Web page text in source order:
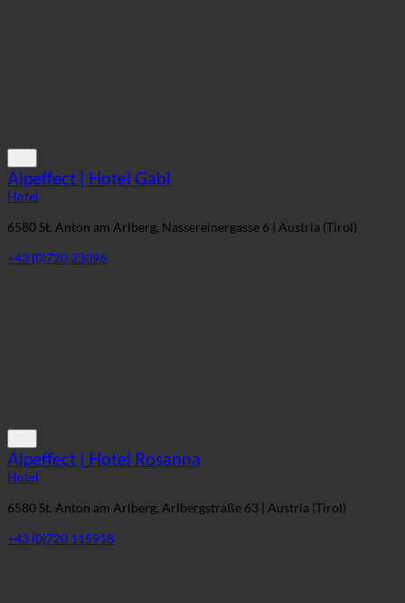
Alpeffect | Hotel Gabl
Hotel
6580 St. Anton am Arlberg, Nassereinergasse 6 | Austria (Tirol)
+43 (0)720 23096
Alpeffect | Hotel Rosanna
Hotel
6580 St. Anton am Arlberg, Arlbergstraße 63 | Austria (Tirol)
+43 (0)720 115918